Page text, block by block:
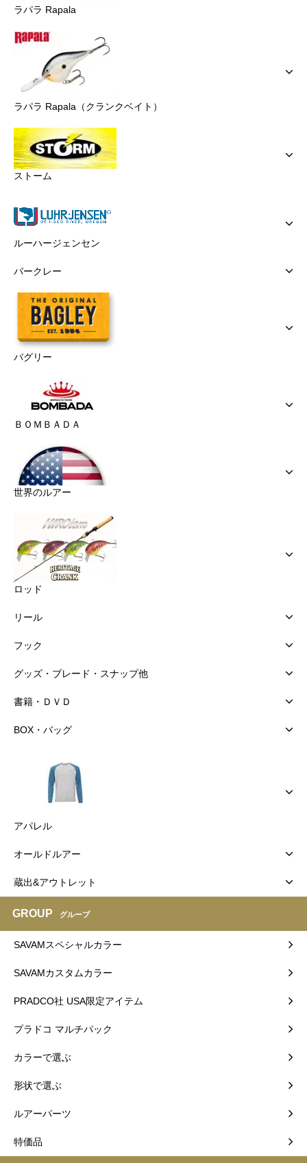
ラパラ Rapala
ラパラ Rapala（クランクベイト）
ストーム
ルーハージェンセン
バークレー
バグリー
ＢＯＭＢＡＤＡ
世界のルアー
ロッド
リール
フック
グッズ・ブレード・スナップ他
書籍・ＤＶＤ
BOX・バッグ
アパレル
オールドルアー
蔵出&アウトレット
GROUP グループ
SAVAMスペシャルカラー
SAVAMカスタムカラー
PRADCO社 USA限定アイテム
プラドコ マルチパック
カラーで選ぶ
形状で選ぶ
ルアーパーツ
特価品